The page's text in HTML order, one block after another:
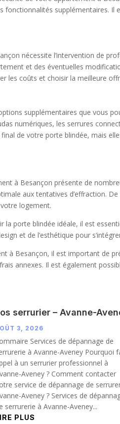
supplémentaires.
nécessite l’intervention de
et des éventuelles
les coûts et choisir la meilleure
supplémentaires que vous
numériques, les serrures
de votre porte blindée, mais
à Besançon présente de
aux tentatives d’effraction.
logement.
porte blindée idéale, il est
et de l’esthétique pour
à Besançon, il est important de
annexes. Il est également
serrurier – Avanne-
3, 2026
Services de dépannage de
à Avanne-Aveney Pourquoi
à un serrurier professionnel à
Aveney ? Comment contacter
service de dépannage de
Aveney ? Services de
serrurerie à Avanne-Aveney...
PLUS